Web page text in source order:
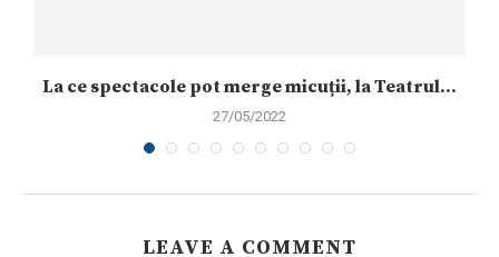
La ce spectacole pot merge micuții, la Teatrul...
27/05/2022
LEAVE A COMMENT